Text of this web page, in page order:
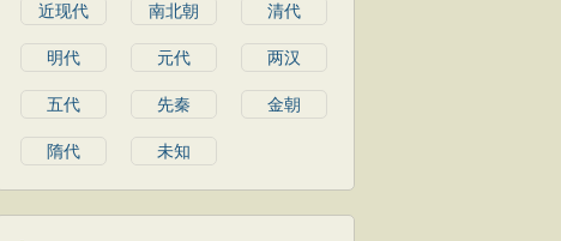
近现代 南北朝 清代
明代 元代 两汉
五代 先秦 金朝
隋代 未知